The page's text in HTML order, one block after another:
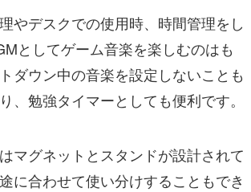
やデスクでの使用時、時間管理をし
としてゲーム音楽を楽しむのはも
ダウン中の音楽を設定しないことも
、勉強タイマーとしても便利です。
マグネットとスタンドが設計されて
に合わせて使い分けすることもでき